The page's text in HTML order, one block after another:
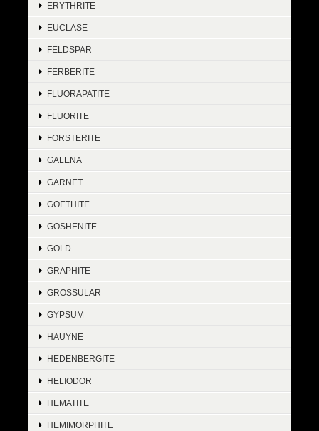
ERYTHRITE
EUCLASE
FELDSPAR
FERBERITE
FLUORAPATITE
FLUORITE
FORSTERITE
GALENA
GARNET
GOETHITE
GOSHENITE
GOLD
GRAPHITE
GROSSULAR
GYPSUM
HAUYNE
HEDENBERGITE
HELIODOR
HEMATITE
HEMIMORPHITE